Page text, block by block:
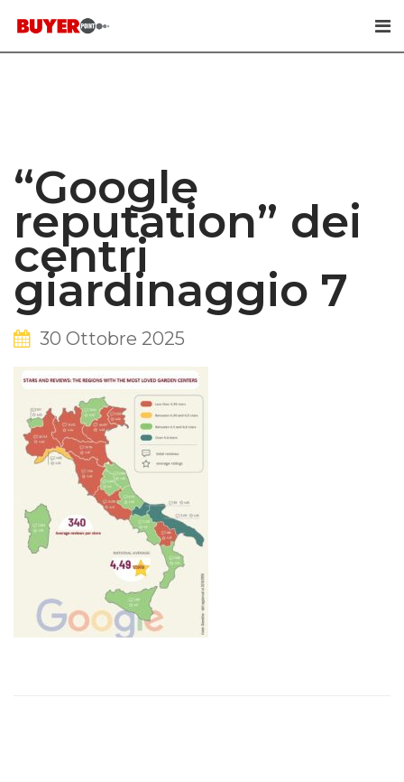
to
“Google
reputation” dei
centri
giardinaggio 7
30 Ottobre 2025